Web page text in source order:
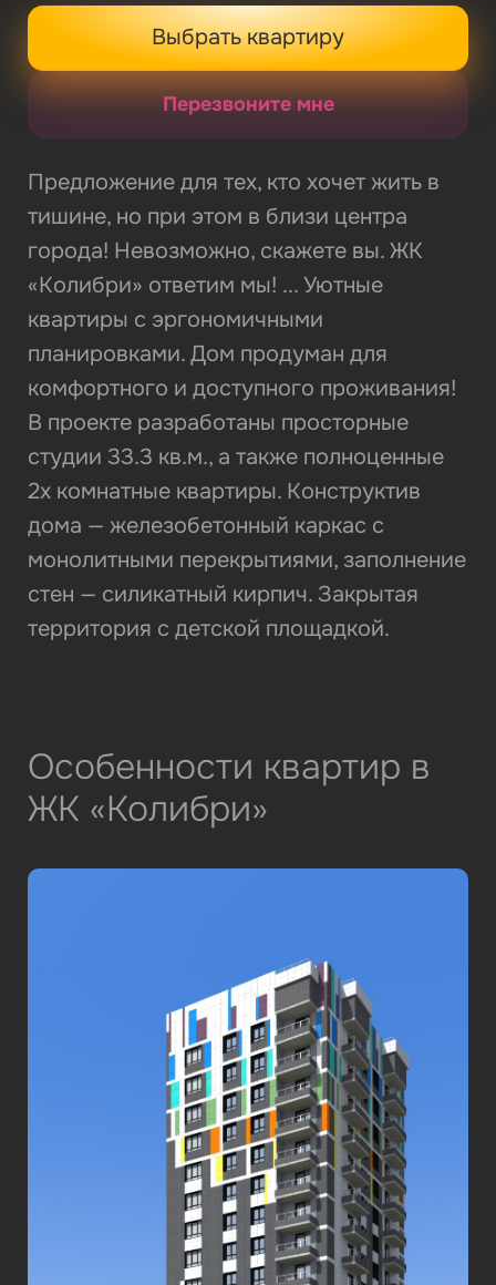
Выбрать квартиру
Перезвоните мне
Предложение для тех, кто хочет жить в
тишине, но при этом в близи центра
города! Невозможно, скажете вы. ЖК
«Колибри» ответим мы! ... Уютные
квартиры с эргономичными
планировками. Дом продуман для
комфортного и доступного проживания!
В проекте разработаны просторные
студии 33.3 кв.м., а также полноценные
2х комнатные квартиры. Конструктив
дома — железобетонный каркас с
монолитными перекрытиями, заполнение
стен — силикатный кирпич. Закрытая
территория с детской площадкой.
Особенности квартир в
ЖК «Колибри»